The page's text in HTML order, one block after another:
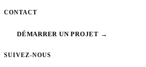
CONTACT
DÉMARRER UN PROJET →
SUIVEZ-NOUS